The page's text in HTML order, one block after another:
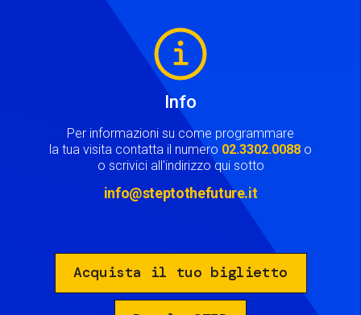
Info
Per informazioni su come programmare
la tua visita contatta il numero 02.3302.0088 o
o scrivici all'indirizzo qui sotto
info@steptothefuture.it
Acquista il tuo biglietto